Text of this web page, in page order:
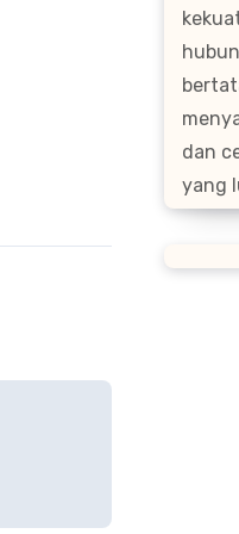
dan
yang